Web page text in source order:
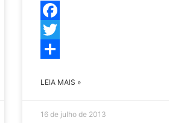
Facebook
Twitter
LEIA MAIS »
16 de julho de 2013